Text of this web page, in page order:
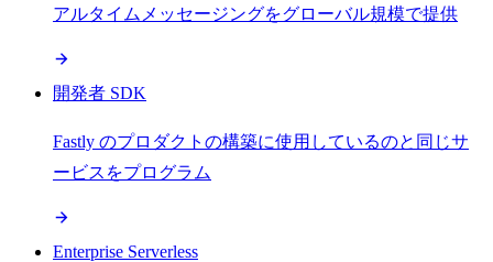
アルタイムメッセージングをグローバル規模で提供
開発者 SDK
Fastly のプロダクトの構築に使用しているのと同じサ
ービスをプログラム
Enterprise Serverless